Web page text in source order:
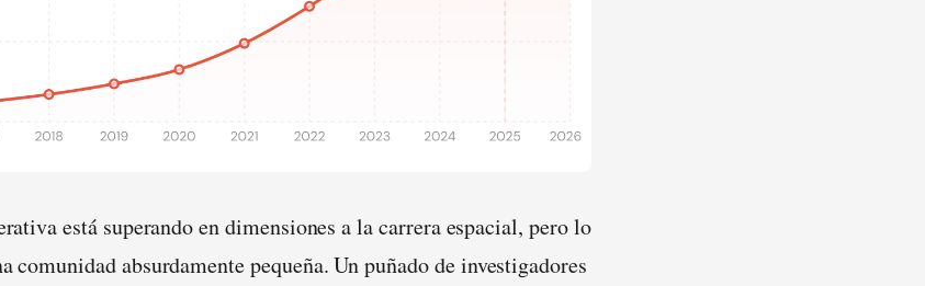
está superando en dimensiones a la carrera espacial, pero lo
comunidad absurdamente pequeña. Un puñado de investigadores